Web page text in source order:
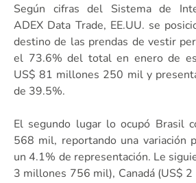
Según cifras del Sistema de
ADEX Data Trade, EE.UU. se
destino de las prendas de vestir
el 73.6% del total en enero de
US$ 81 millones 250 mil y
de 39.5%.
El segundo lugar lo ocupó Brasil
568 mil, reportando una variación
un 4.1% de representación. Le
3 millones 756 mil), Canadá (US$